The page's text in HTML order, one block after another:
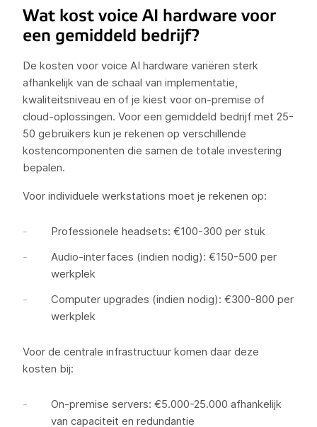
Wat kost voice AI hardware voor
een gemiddeld bedrijf?
De kosten voor voice AI hardware variëren sterk
afhankelijk van de schaal van implementatie,
kwaliteitsniveau en of je kiest voor on-premise of
cloud-oplossingen. Voor een gemiddeld bedrijf met 25-
50 gebruikers kun je rekenen op verschillende
kostencomponenten die samen de totale investering
bepalen.
Voor individuele werkstations moet je rekenen op:
Professionele headsets: €100-300 per stuk
Audio-interfaces (indien nodig): €150-500 per
werkplek
Computer upgrades (indien nodig): €300-800 per
werkplek
Voor de centrale infrastructuur komen daar deze
kosten bij:
On-premise servers: €5.000-25.000 afhankelijk
van capaciteit en redundantie